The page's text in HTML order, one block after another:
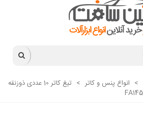
> انواع پنس و کاتر >
تیغ کاتر 10 عددی ذوزنقه